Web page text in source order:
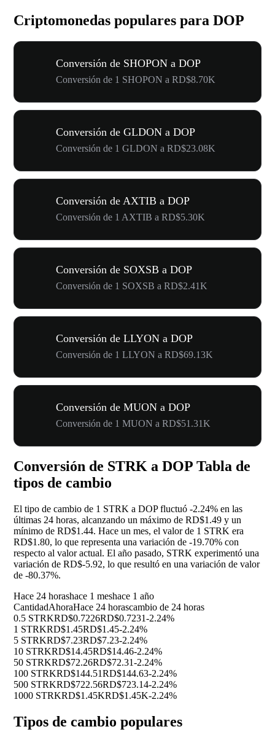
Criptomonedas populares para DOP
Conversión de SHOPON a DOP
Conversión de 1 SHOPON a RD$8.70K
Conversión de GLDON a DOP
Conversión de 1 GLDON a RD$23.08K
Conversión de AXTIB a DOP
Conversión de 1 AXTIB a RD$5.30K
Conversión de SOXSB a DOP
Conversión de 1 SOXSB a RD$2.41K
Conversión de LLYON a DOP
Conversión de 1 LLYON a RD$69.13K
Conversión de MUON a DOP
Conversión de 1 MUON a RD$51.31K
Conversión de STRK a DOP Tabla de
tipos de cambio
El tipo de cambio de 1 STRK a DOP fluctuó -2.24% en las
últimas 24 horas, alcanzando un máximo de RD$1.49 y un
mínimo de RD$1.44. Hace un mes, el valor de 1 STRK era
RD$1.80, lo que representa una variación de -19.70% con
respecto al valor actual. El año pasado, STRK experimentó una
variación de RD$-5.92, lo que resultó en una variación de valor
de -80.37%.
Hace 24 horashace 1 meshace 1 año
CantidadAhoraHace 24 horascambio de 24 horas
0.5 STRKRD$0.7226RD$0.7231-2.24%
1 STRKRD$1.45RD$1.45-2.24%
5 STRKRD$7.23RD$7.23-2.24%
10 STRKRD$14.45RD$14.46-2.24%
50 STRKRD$72.26RD$72.31-2.24%
100 STRKRD$144.51RD$144.63-2.24%
500 STRKRD$722.56RD$723.14-2.24%
1000 STRKRD$1.45KRD$1.45K-2.24%
Tipos de cambio populares